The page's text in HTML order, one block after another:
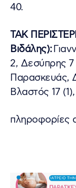
40.
ΤΑΚ
Βιδάλης):
2, Δεσύπρης 7
Παρασκευάς,
Βλαστός 17
πληροφορίες